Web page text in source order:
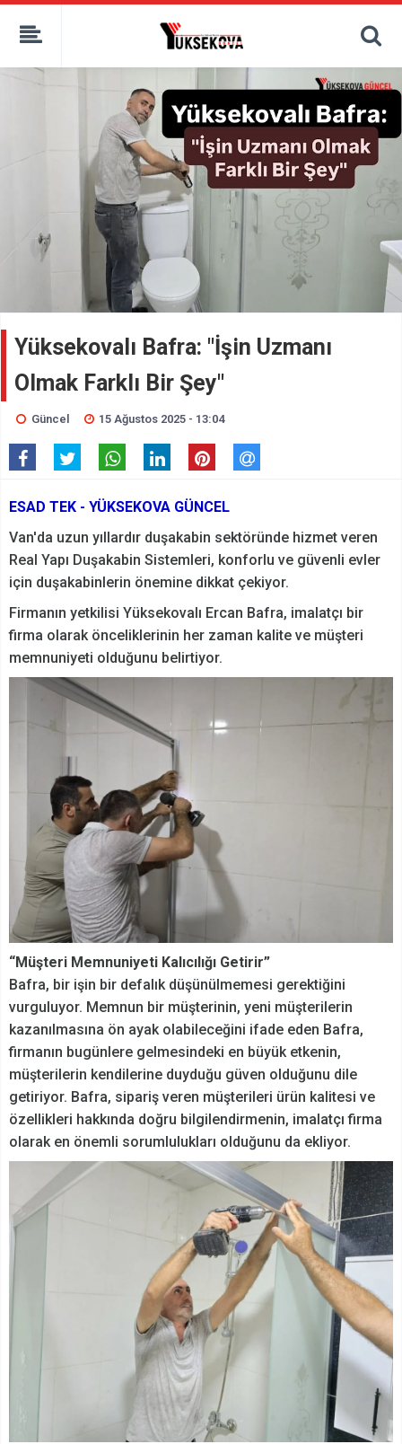
kaçak bahis
deneme bonusu
canlı bahis siteleri
deneme bonusu veren siteler
porno izle
Yüksekovalı Bafra: "İşin Uzmanı
Olmak Farklı Bir Şey"
Güncel 15 Ağustos 2025 - 13:04
ESAD TEK - YÜKSEKOVA GÜNCEL
Van'da uzun yıllardır duşakabin sektöründe hizmet veren
Real Yapı Duşakabin Sistemleri, konforlu ve güvenli evler
için duşakabinlerin önemine dikkat çekiyor.
Firmanın yetkilisi Yüksekovalı Ercan Bafra, imalatçı bir
firma olarak önceliklerinin her zaman kalite ve müşteri
memnuniyeti olduğunu belirtiyor.
“Müşteri Memnuniyeti Kalıcılığı Getirir”
Bafra, bir işin bir defalık düşünülmemesi gerektiğini
vurguluyor. Memnun bir müşterinin, yeni müşterilerin
kazanılmasına ön ayak olabileceğini ifade eden Bafra,
firmanın bugünlere gelmesindeki en büyük etkenin,
müşterilerin kendilerine duyduğu güven olduğunu dile
getiriyor. Bafra, sipariş veren müşterileri ürün kalitesi ve
özellikleri hakkında doğru bilgilendirmenin, imalatçı firma
olarak en önemli sorumlulukları olduğunu da ekliyor.